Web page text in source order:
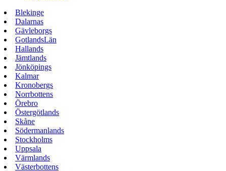
Blekinge
Dalarnas
Gävleborgs
GotlandsLän
Hallands
Jämtlands
Jönköpings
Kalmar
Kronobergs
Norrbottens
Örebro
Östergötlands
Skåne
Södermanlands
Stockholms
Uppsala
Värmlands
Västerbottens